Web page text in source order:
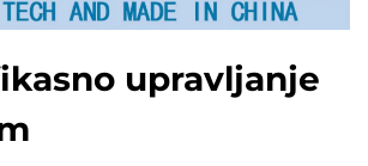
upravljanje